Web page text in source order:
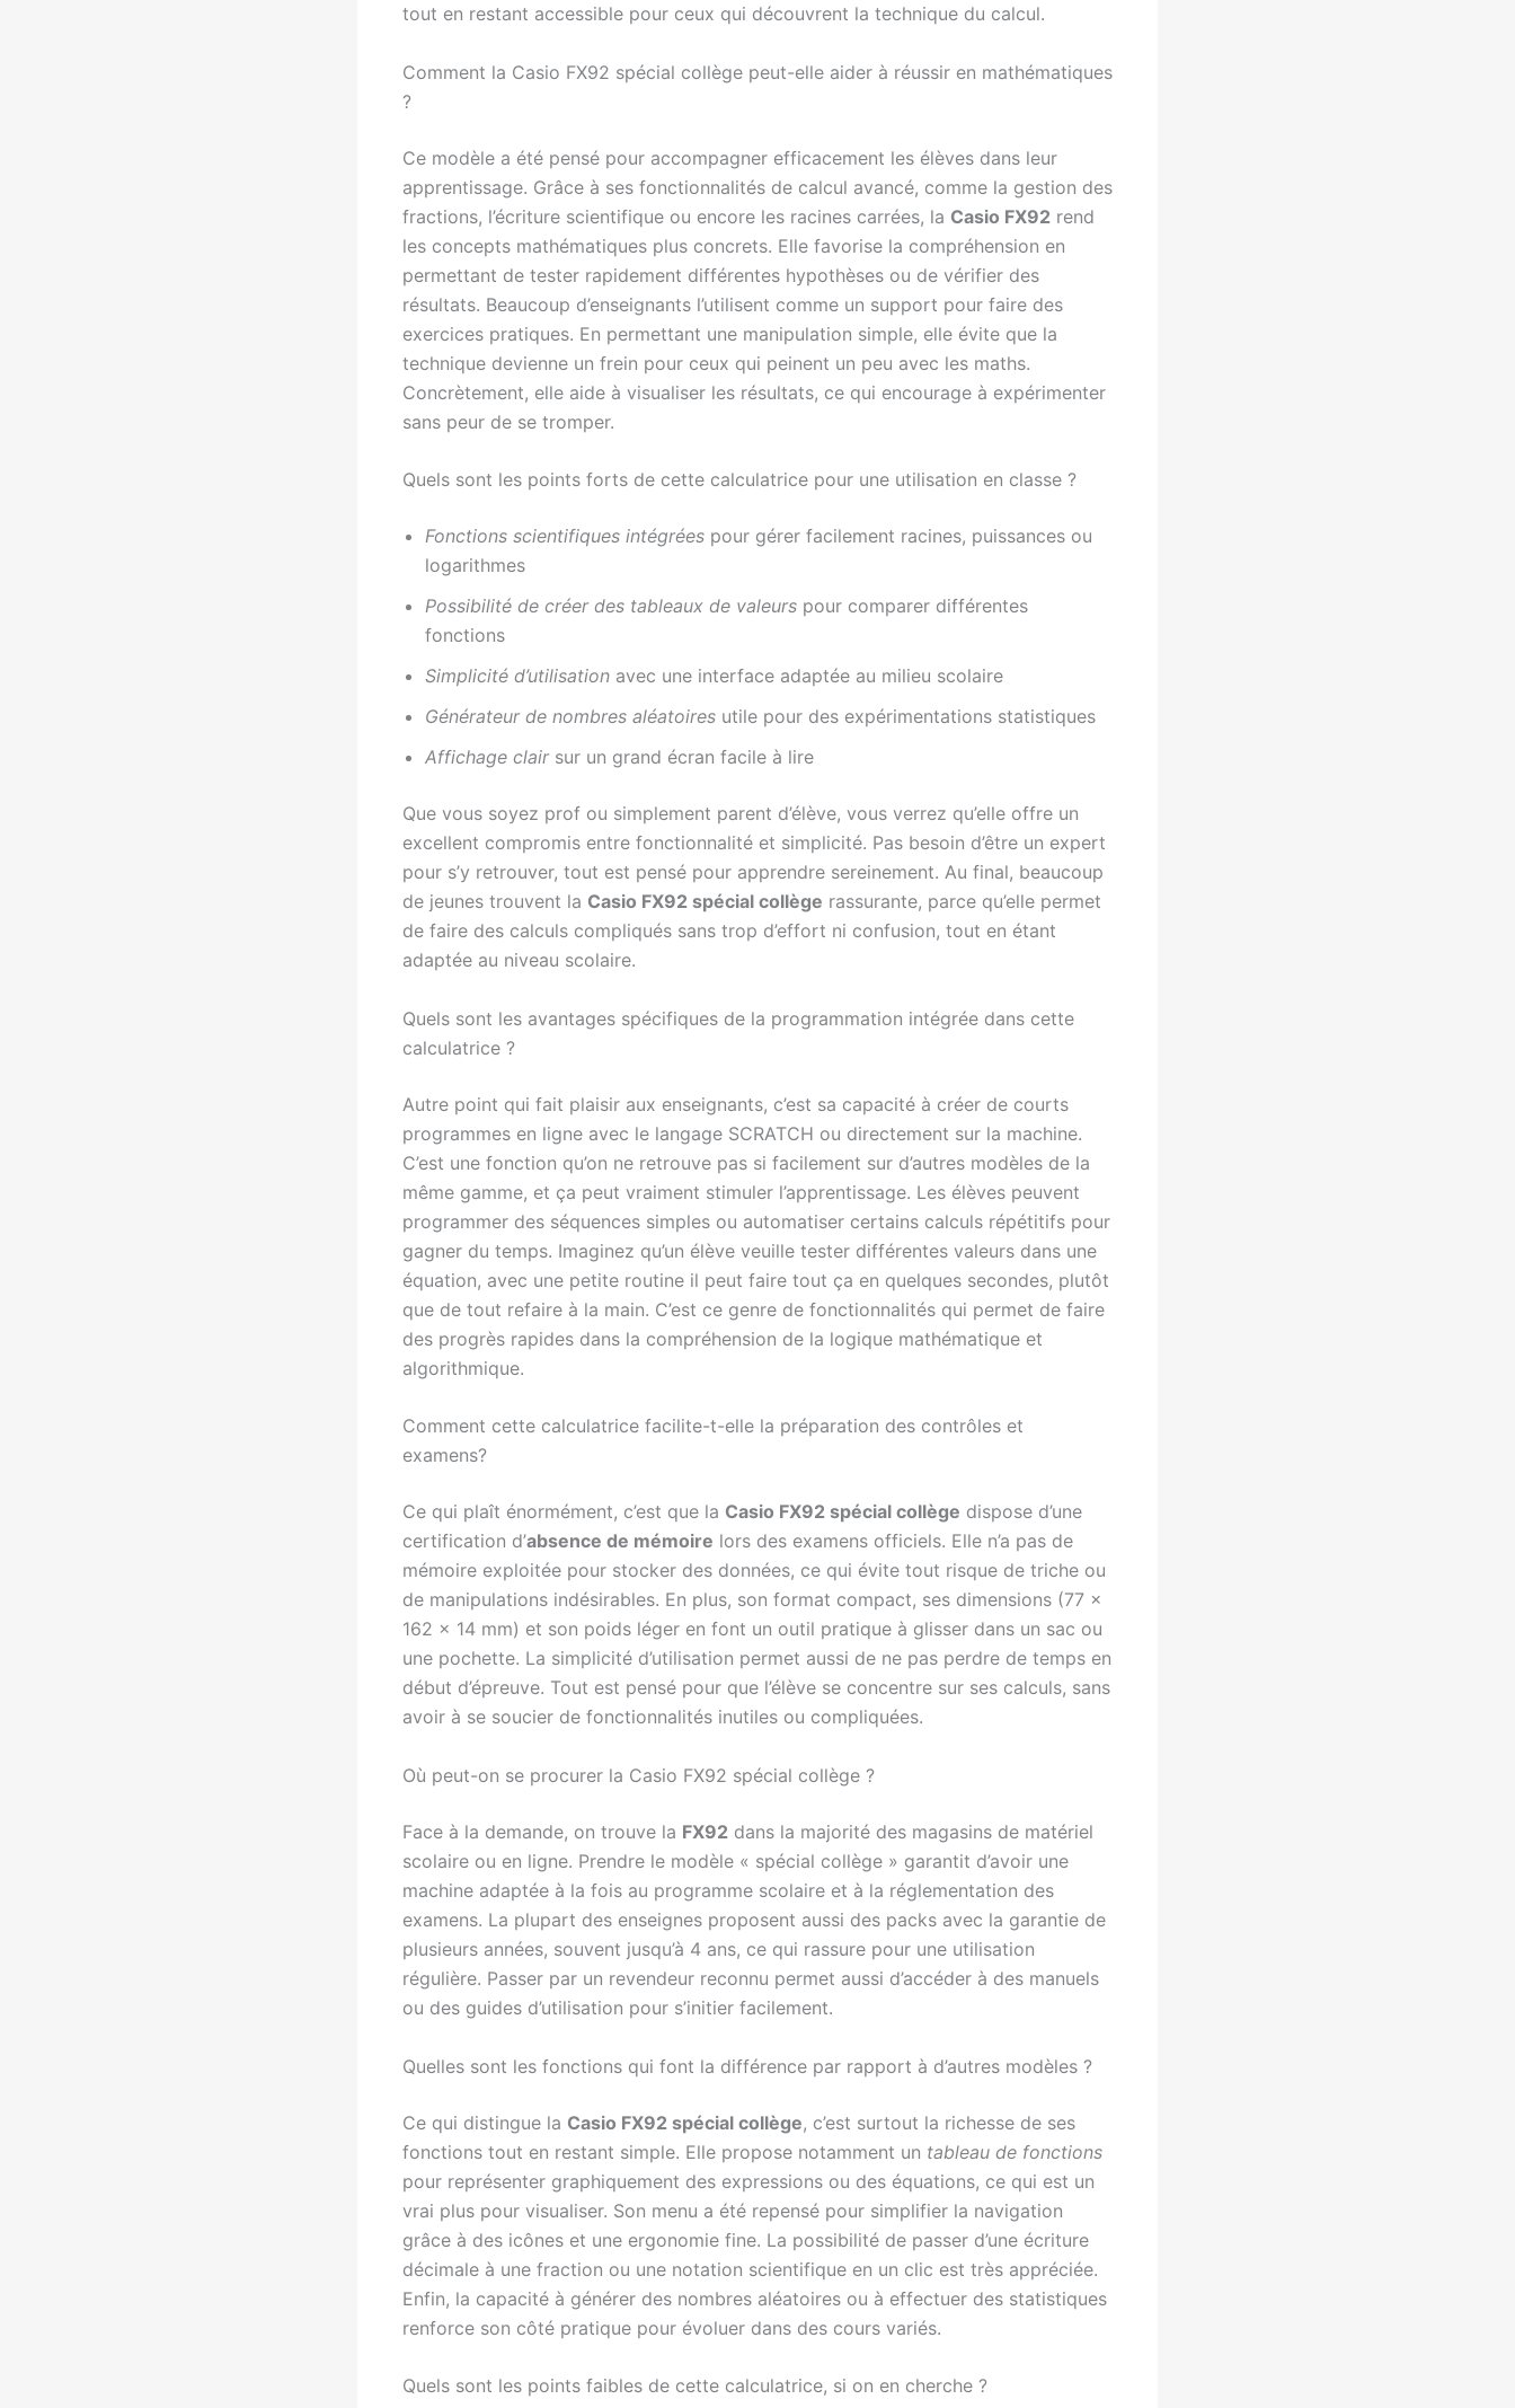
tout en restant accessible pour ceux qui découvrent la technique du calcul.
Comment la Casio FX92 spécial collège peut-elle aider à réussir en mathématiques
?
Ce modèle a été pensé pour accompagner efficacement les élèves dans leur
apprentissage. Grâce à ses fonctionnalités de calcul avancé, comme la gestion des
fractions, l’écriture scientifique ou encore les racines carrées, la Casio FX92 rend
les concepts mathématiques plus concrets. Elle favorise la compréhension en
permettant de tester rapidement différentes hypothèses ou de vérifier des
résultats. Beaucoup d’enseignants l’utilisent comme un support pour faire des
exercices pratiques. En permettant une manipulation simple, elle évite que la
technique devienne un frein pour ceux qui peinent un peu avec les maths.
Concrètement, elle aide à visualiser les résultats, ce qui encourage à expérimenter
sans peur de se tromper.
Quels sont les points forts de cette calculatrice pour une utilisation en classe ?
Fonctions scientifiques intégrées pour gérer facilement racines, puissances ou
logarithmes
Possibilité de créer des tableaux de valeurs pour comparer différentes
fonctions
Simplicité d’utilisation avec une interface adaptée au milieu scolaire
Générateur de nombres aléatoires utile pour des expérimentations statistiques
Affichage clairsur un grand écran facile à lire
Que vous soyez prof ou simplement parent d’élève, vous verrez qu’elle offre un
excellent compromis entre fonctionnalité et simplicité. Pas besoin d’être un expert
pour s’y retrouver, tout est pensé pour apprendre sereinement. Au final, beaucoup
de jeunes trouvent la Casio FX92 spécial collège rassurante, parce qu’elle permet
de faire des calculs compliqués sans trop d’effort ni confusion, tout en étant
adaptée au niveau scolaire.
Quels sont les avantages spécifiques de la programmation intégrée dans cette
calculatrice ?
Autre point qui fait plaisir aux enseignants, c’est sa capacité à créer de courts
programmes en ligne avec le langage SCRATCH ou directement sur la machine.
C’est une fonction qu’on ne retrouve pas si facilement sur d’autres modèles de la
même gamme, et ça peut vraiment stimuler l’apprentissage. Les élèves peuvent
programmer des séquences simples ou automatiser certains calculs répétitifs pour
gagner du temps. Imaginez qu’un élève veuille tester différentes valeurs dans une
équation, avec une petite routine il peut faire tout ça en quelques secondes, plutôt
que de tout refaire à la main. C’est ce genre de fonctionnalités qui permet de faire
des progrès rapides dans la compréhension de la logique mathématique et
algorithmique.
Comment cette calculatrice facilite-t-elle la préparation des contrôles et
examens?
Ce qui plaît énormément, c’est que la Casio FX92 spécial collège dispose d’une
certification d’absence de mémoire lors des examens officiels. Elle n’a pas de
mémoire exploitée pour stocker des données, ce qui évite tout risque de triche ou
de manipulations indésirables. En plus, son format compact, ses dimensions (77 x
162 x 14 mm) et son poids léger en font un outil pratique à glisser dans un sac ou
une pochette. La simplicité d’utilisation permet aussi de ne pas perdre de temps en
début d’épreuve. Tout est pensé pour que l’élève se concentre sur ses calculs, sans
avoir à se soucier de fonctionnalités inutiles ou compliquées.
Où peut-on se procurer la Casio FX92 spécial collège ?
Face à la demande, on trouve la FX92 dans la majorité des magasins de matériel
scolaire ou en ligne. Prendre le modèle « spécial collège » garantit d’avoir une
machine adaptée à la fois au programme scolaire et à la réglementation des
examens. La plupart des enseignes proposent aussi des packs avec la garantie de
plusieurs années, souvent jusqu’à 4 ans, ce qui rassure pour une utilisation
régulière. Passer par un revendeur reconnu permet aussi d’accéder à des manuels
ou des guides d’utilisation pour s’initier facilement.
Quelles sont les fonctions qui font la différence par rapport à d’autres modèles ?
Ce qui distingue la Casio FX92 spécial collège, c’est surtout la richesse de ses
fonctions tout en restant simple. Elle propose notamment un tableau de fonctions
pour représenter graphiquement des expressions ou des équations, ce qui est un
vrai plus pour visualiser. Son menu a été repensé pour simplifier la navigation
grâce à des icônes et une ergonomie fine. La possibilité de passer d’une écriture
décimale à une fraction ou une notation scientifique en un clic est très appréciée.
Enfin, la capacité à générer des nombres aléatoires ou à effectuer des statistiques
renforce son côté pratique pour évoluer dans des cours variés.
Quels sont les points faibles de cette calculatrice, si on en cherche ?